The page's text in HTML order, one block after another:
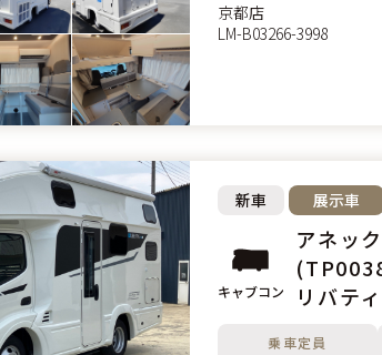
京都店
LM-B03266-3998
新車 展示車
キャブコン
アネックス
リバテ
乗車定員